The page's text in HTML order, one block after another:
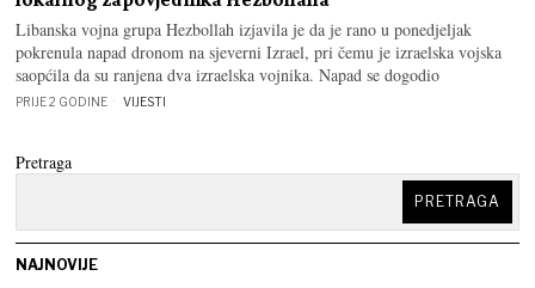
Libanska vojna grupa Hezbollah izjavila je da je rano u ponedjeljak
pokrenula napad dronom na sjeverni Izrael, pri čemu je izraelska vojska
saopćila da su ranjena dva izraelska vojnika. Napad se dogodio
PRIJE 2 GODINE VIJESTI
Pretraga
PRETRAGA
NAJNOVIJE